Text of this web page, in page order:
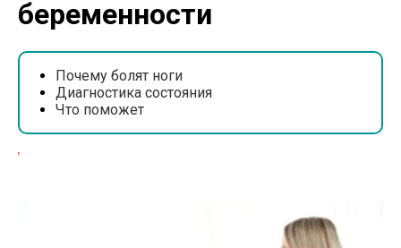
беременности
Почему болят ноги
Диагностика состояния
Что поможет